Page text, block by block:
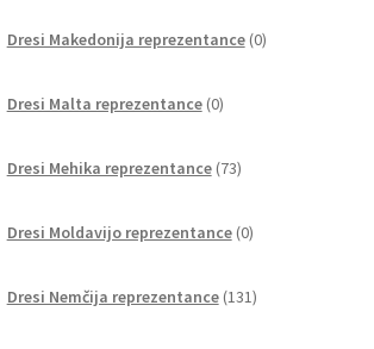
Dresi Makedonija reprezentance 0izdelkov
Dresi Malta reprezentance 0izdelkov
Dresi Mehika reprezentance 73izdelkov
Dresi Moldavijo reprezentance 0izdelkov
Dresi Nemčija reprezentance 131izdelkov